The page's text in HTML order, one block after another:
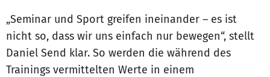
„Seminar und Sport greifen ineinander – es ist
nicht so, dass wir uns einfach nur bewegen“, stellt
Daniel Send klar. So werden die während des
Trainings vermittelten Werte in einem